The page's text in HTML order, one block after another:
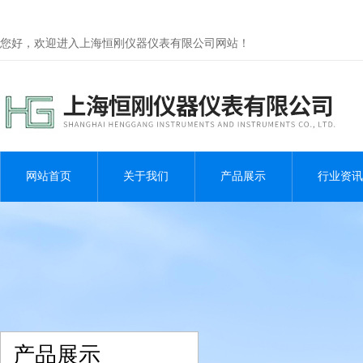
您好，欢迎进入上海恒刚仪器仪表有限公司网站！
网站首页 关于我们 产品展示 行业资讯
产品展示